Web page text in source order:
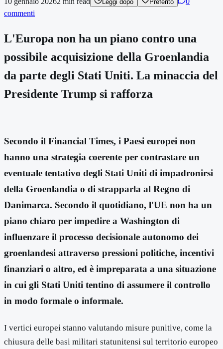
Leggi dopo Preferito
commenti
L'Europa non ha un piano contro una
possibile acquisizione della Groenlandia
da parte degli Stati Uniti. La minaccia del
Presidente Trump si rafforza
Secondo il Financial Times, i Paesi europei non
hanno una strategia coerente per contrastare un
eventuale tentativo degli Stati Uniti di impadronirsi
della Groenlandia o di strapparla al Regno di
Danimarca. Secondo il quotidiano, l'UE non ha un
piano chiaro per impedire a Washington di
influenzare il processo decisionale autonomo dei
groenlandesi attraverso pressioni politiche, incentivi
finanziari o altro, ed è impreparata a una situazione
in cui gli Stati Uniti tentino di assumere il controllo
in modo formale o informale.
I vertici europei stanno valutando misure punitive, come la
chiusura delle basi militari statunitensi sul territorio europeo